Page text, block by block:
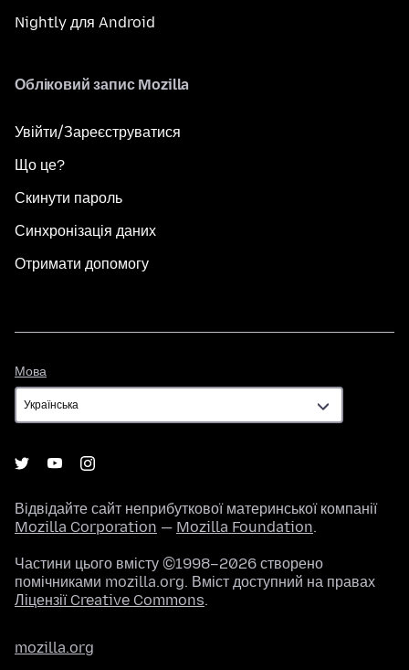
Nightly для Android
Обліковий запис Mozilla
Увійти/Зареєструватися
Що це?
Скинути пароль
Синхронізація даних
Отримати допомогу
Мова
Відвідайте сайт неприбуткової материнської компанії
Mozilla Corporation — Mozilla Foundation.
Частини цього вмісту ©1998–2026 створено
помічниками mozilla.org. Вміст доступний на правах
Ліцензії Creative Commons.
mozilla.org